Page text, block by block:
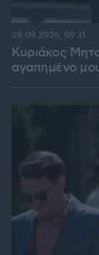
Κυριάκος
αγαπημένο
08.08.2026, 09:31